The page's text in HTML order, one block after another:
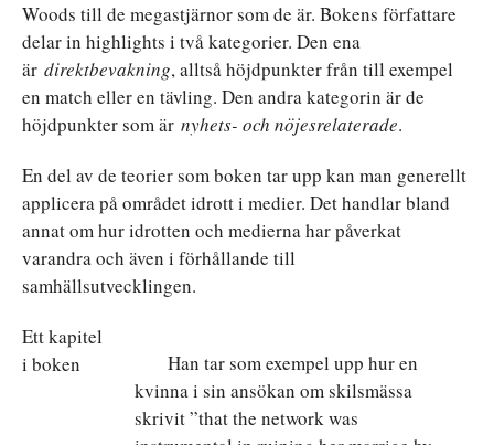
Woods till de megastjärnor som de är. Bokens författare
delar in highlights i två kategorier. Den ena
är direktbevakning, alltså höjdpunkter från till exempel
en match eller en tävling. Den andra kategorin är de
höjdpunkter som är nyhets- och nöjesrelaterade.
En del av de teorier som boken tar upp kan man generellt
applicera på området idrott i medier. Det handlar bland
annat om hur idrotten och medierna har påverkat
varandra och även i förhållande till
samhällsutvecklingen.
Han tar som exempel upp hur en
kvinna i sin ansökan om skilsmässa
skrivit ”that the network was
Ett kapitel
i boken